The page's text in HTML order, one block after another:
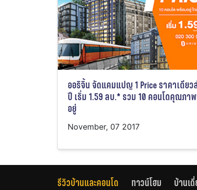
ออริจิ้น จัดแคมแปญ 1 Price ราคาเดียว
ปี เริ่ม 1.59 ลบ.* รวม 10 คอนโดคุณภา
อยู่
November, 07 2017
รีวิวบ้านและคอนโด ทาวน์โฮม บ้านเ